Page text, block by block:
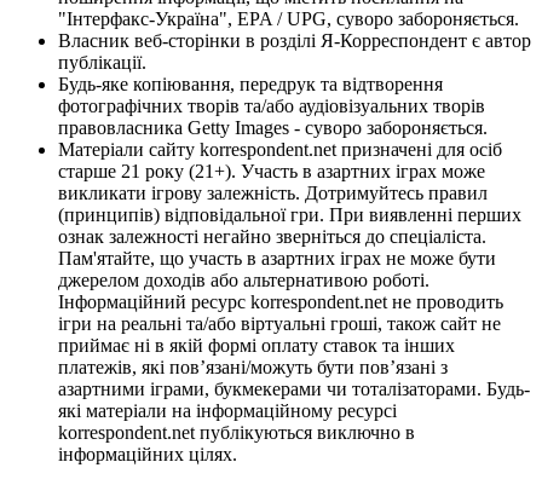
"Інтерфакс-Україна", EPA / UPG, суворо забороняється.
Власник веб-сторінки в розділі Я-Корреспондент є автор
публікації.
Будь-яке копіювання, передрук та відтворення
фотографічних творів та/або аудіовізуальних творів
правовласника Getty Images - суворо забороняється.
Матеріали сайту korrespondent.net призначені для осіб
старше 21 року (21+). Участь в азартних іграх може
викликати ігрову залежність. Дотримуйтесь правил
(принципів) відповідальної гри. При виявленні перших
ознак залежності негайно зверніться до спеціаліста.
Пам'ятайте, що участь в азартних іграх не може бути
джерелом доходів або альтернативою роботі.
Інформаційний ресурс korrespondent.net не проводить
ігри на реальні та/або віртуальні гроші, також сайт не
приймає ні в якій формі оплату ставок та інших
платежів, які пов’язані/можуть бути пов’язані з
азартними іграми, букмекерами чи тоталізаторами. Будь-
які матеріали на інформаційному ресурсі
korrespondent.net публікуються виключно в
інформаційних цілях.